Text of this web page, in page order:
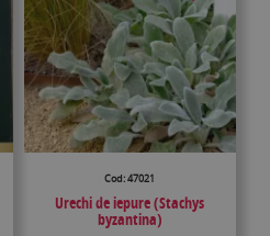
Cod: 47021
Urechi de iepure (Stachys
byzantina)